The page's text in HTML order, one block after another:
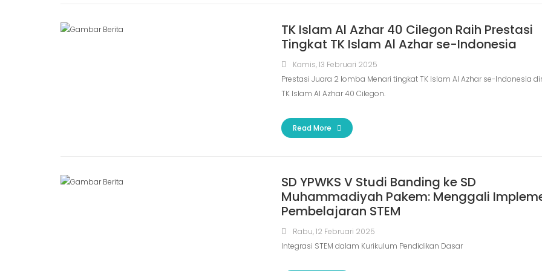
TK Islam Al Azhar 40 Cilegon Raih Prestasi
Tingkat TK Islam Al Azhar se-Indonesia
Kamis, 13 Februari 2025
Prestasi Juara 2 lomba Menari tingkat TK Islam Al Azhar se-Indonesia
TK Islam Al Azhar 40 Cilegon.
Read More
SD YPWKS V Studi Banding ke SD
Muhammadiyah Pakem: Menggali
Pembelajaran STEM
Rabu, 12 Februari 2025
Integrasi STEM dalam Kurikulum Pendidikan Dasar